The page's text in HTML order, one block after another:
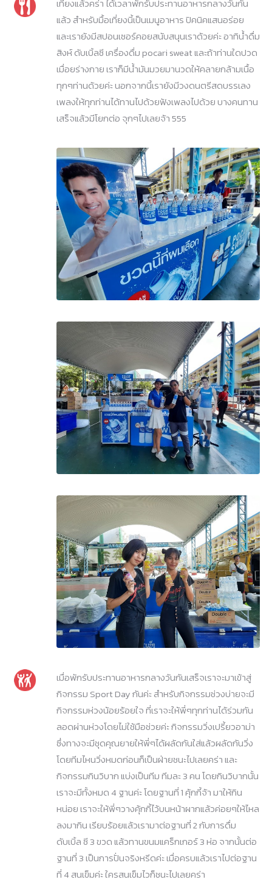
เที่ยงแล้วคร่า ได้เวลาพักรับประทานอาหารกลางวันกัน
แล้ว สำหรับมื้อเที่ยงนี้เป็นเมนูอาหาร ปิคนิคแสนอร่อย
และเรายังมีสปอนเซอร์คอยสนับสนุนเราด้วยค่ะ อาทิน้ำดื่ม
สิงห์ ดับเบิ้ลซี เครื่องดื่ม pocari sweat และถ้าท่านใดปวด
เมื่อยร่างกาย เราก็มีน้ำมันมวยมานวดให้คลายกล้ามเนื้อ
ทุกๆท่านด้วยค่ะ นอกจากนี้เรายังมีวงดนตรีสดบรรเลง
เพลงให้ทุกท่านได้ทานไปด้วยฟังเพลงไปด้วย บางคนทาน
เสร็จแล้วมีโยกต่อ จุกๆไปเลยจ้า 555
เมื่อพักรับประทานอาหารกลางวันกันเสร็จเราจะมาเข้าสู่
กิจกรรม Sport Day กันค่ะ สำหรับกิจกรรมช่วงบ่ายจะมี
กิจกรรมห่วงน้อยร้อยใจ ที่เราจะให้พี่ๆทุกท่านได้ร่วมกัน
ลอดผ่านห่วงโดยไม่ใช้มือช่วยค่ะ กิจกรรมวิ่งเปรี้ยวอาม่า
ซึ่งทางจะมีชุดคุณยายให้พี่ๆได้ผลัดกันใส่แล้วผลัดกันวิ่ง
โดยทีมไหนวิ่งหมดก่อนก็เป็นฝ่ายชนะไปเลยคร่า และ
กิจกรรมกินวิบาก แบ่งเป็นทีม ทีมละ 3 คน โดยกินวิบากนั้น
เราจะมีทั้งหมด 4 ฐานค่ะ โดยฐานที่ 1 คุ้กกี้จ้า มาให้กิน
หน่อย เราจะให้พี่ๆวางคุ้กกี้ไว้บนหน้าผากแล้วค่อยๆให้ไหล
ลงมากิน เรียบร้อยแล้วเรามาต่อฐานที่ 2 กับการดื่ม
ดับเบิ้ล ซี 3 ขวด แล้วทานขนมแคร็กเกอร์ 3 ห่อ จากนั้นต่อ
ฐานที่ 3 เป็นการปั่นจริงหรีดค่ะ เมื่อครบแล้วเราไปต่อฐาน
ที่ 4 สนเข็มค่ะ ใครสนเข็มไวก็ชนะไปเลยคร่า